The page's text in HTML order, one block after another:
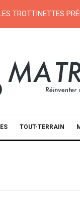
TROTTINETTES
TOUT-TERRAIN